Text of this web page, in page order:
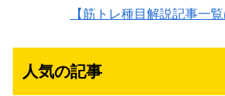
【筋トレ種目解説記事一覧
人気の記事